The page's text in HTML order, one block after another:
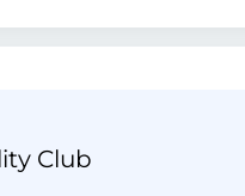
Club